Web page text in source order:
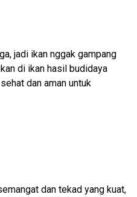
jadi ikan nggak gampang
di ikan hasil budidaya
dan aman untuk
dan tekad yang kuat,